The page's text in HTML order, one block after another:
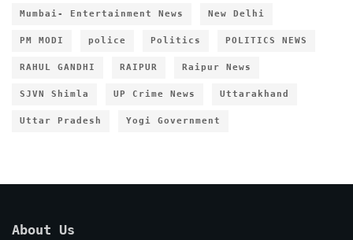
Mumbai- Entertainment News New Delhi
PM MODI police Politics POLITICS NEWS
RAHUL GANDHI RAIPUR Raipur News
SJVN Shimla UP Crime News Uttarakhand
Uttar Pradesh Yogi Government
About Us